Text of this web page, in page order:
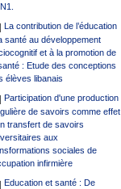
La contribution de l’éducation
santé au développement
et à la promotion de
: Etude des conceptions
élèves libanais
Participation d'une production
de savoirs comme effet
transfert de savoirs
aux
sociales de
infirmière
Education et santé : De